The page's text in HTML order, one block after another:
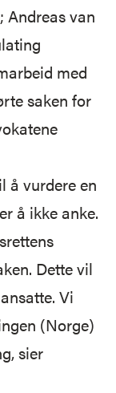
Andreas van
med
saken for
å vurdere en
å ikke anke.
Dette vil
Vi
(Norge)
sier